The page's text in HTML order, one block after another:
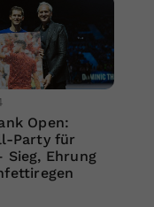
Open:
Party für
Sieg, Ehrung